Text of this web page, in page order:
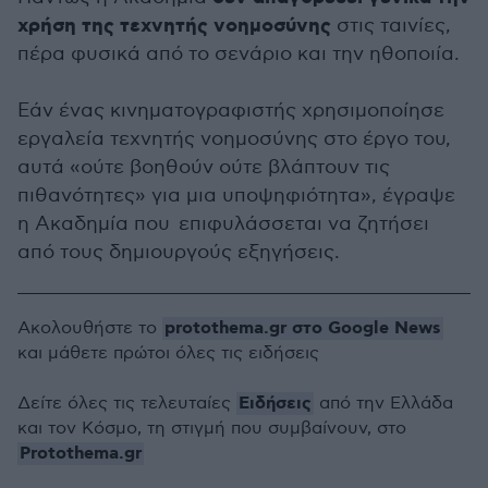
χρήση της τεχνητής νοημοσύνης στις ταινίες,
πέρα φυσικά από το σενάριο και την ηθοποιία.
Εάν ένας κινηματογραφιστής χρησιμοποίησε
εργαλεία τεχνητής νοημοσύνης στο έργο του,
αυτά «ούτε βοηθούν ούτε βλάπτουν τις
πιθανότητες» για μια υποψηφιότητα», έγραψε
η Ακαδημία που επιφυλάσσεται να ζητήσει
από τους δημιουργούς εξηγήσεις.
Ακολουθήστε το protothema.gr στο Google News
και μάθετε πρώτοι όλες τις ειδήσεις
Δείτε όλες τις τελευταίες Ειδήσεις από την Ελλάδα
και τον Κόσμο, τη στιγμή που συμβαίνουν, στο
Protothema.gr